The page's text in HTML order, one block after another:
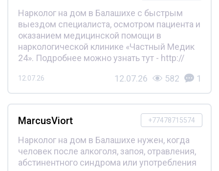
Нарколог на дом в Балашихе с быстрым
выездом специалиста, осмотром пациента и
оказанием медицинской помощи в
наркологической клинике «Частный Медик
24». Подробнее можно узнать тут - http://
12.07.26 12.07.26 582 1
+77478715574
MarcusViort
Нарколог на дом в Балашихе нужен, когда
человек после алкоголя, запоя, отравления,
абстинентного синдрома или употребления